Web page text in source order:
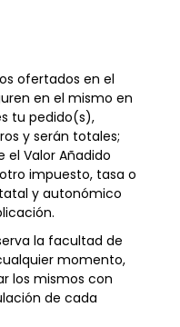
ofertados en el
en el mismo en
tu pedido(s),
y serán totales;
el Valor Añadido
impuesto, tasa o
y autonómico
la facultad de
momento,
los mismos con
de cada